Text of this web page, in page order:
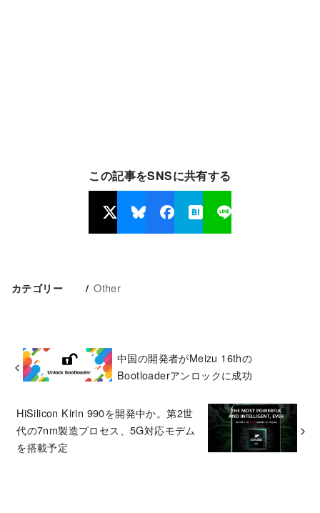
この記事をSNSに共有する
カテゴリー Other
中国の開発者がMeizu 16thの
Bootloaderアンロックに成功
HiSilicon Kirin 990を開発中か。第2世
代の7nm製造プロセス、5G対応モデム
を搭載予定